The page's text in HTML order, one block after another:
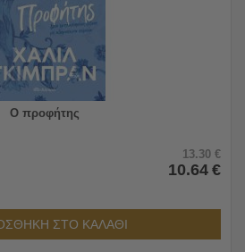
Ο προφήτης
13.30 €
10.64 €
ΣΤΟ ΚΑΛΑΘΙ